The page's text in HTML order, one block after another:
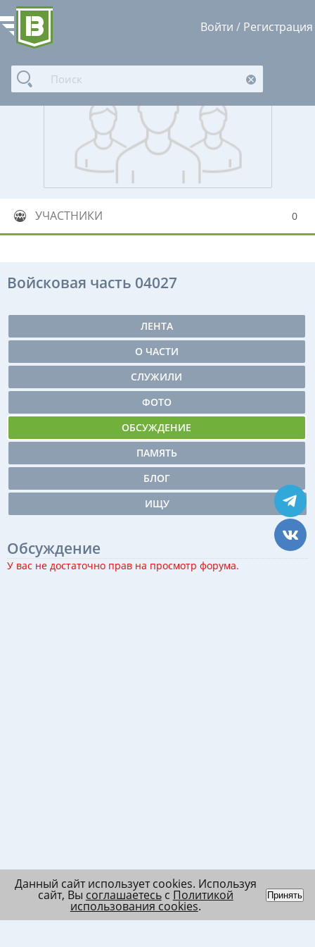
Войти / Регистрация
УЧАСТНИКИ 0
Войсковая часть 04027
ЛЕНТА
О ЧАСТИ
СЛУЖИЛИ
ФОТО
ОБСУЖДЕНИЕ
ПАМЯТЬ
БЛОГ
ИЩУ
Обсуждение
У вас не достаточно прав на просмотр форума.
Данный сайт использует cookies. Используя
сайт, Вы соглашаетесьс Политикой
использования cookies.
Принять